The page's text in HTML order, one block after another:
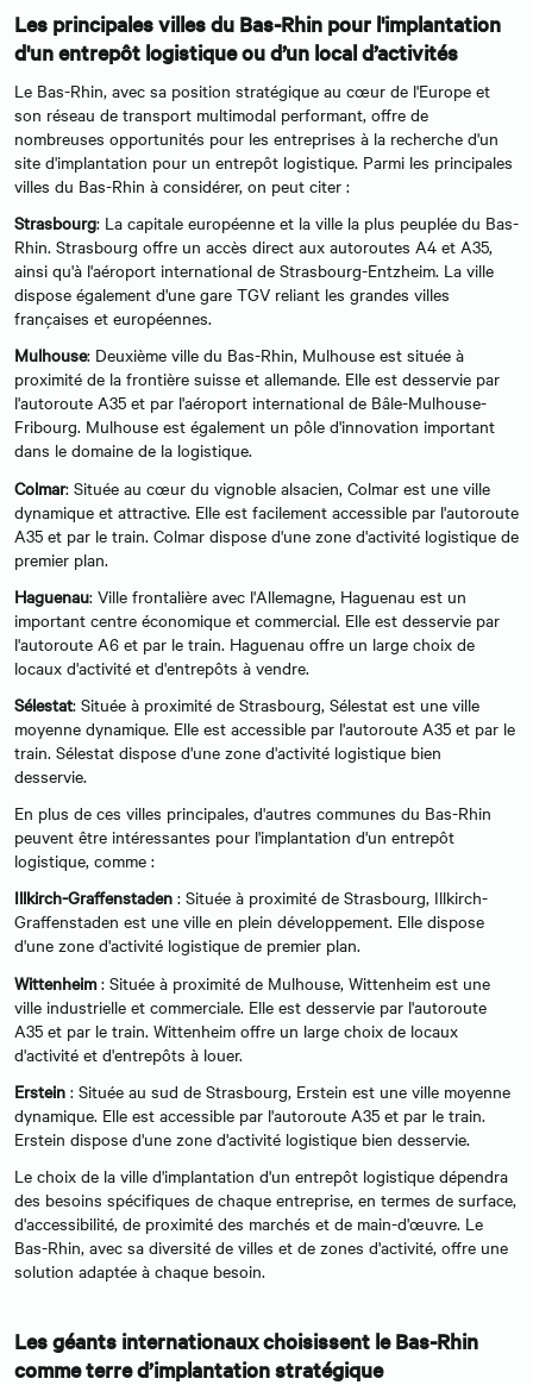
Les principales villes du Bas-Rhin pour l'implantation
d'un entrepôt logistique ou d’un local d’activités
Le Bas-Rhin, avec sa position stratégique au cœur de l'Europe et
son réseau de transport multimodal performant, offre de
nombreuses opportunités pour les entreprises à la recherche d'un
site d'implantation pour un entrepôt logistique. Parmi les principales
villes du Bas-Rhin à considérer, on peut citer :
Strasbourg: La capitale européenne et la ville la plus peuplée du Bas-
Rhin. Strasbourg offre un accès direct aux autoroutes A4 et A35,
ainsi qu'à l'aéroport international de Strasbourg-Entzheim. La ville
dispose également d'une gare TGV reliant les grandes villes
françaises et européennes.
Mulhouse: Deuxième ville du Bas-Rhin, Mulhouse est située à
proximité de la frontière suisse et allemande. Elle est desservie par
l'autoroute A35 et par l'aéroport international de Bâle-Mulhouse-
Fribourg. Mulhouse est également un pôle d'innovation important
dans le domaine de la logistique.
Colmar: Située au cœur du vignoble alsacien, Colmar est une ville
dynamique et attractive. Elle est facilement accessible par l'autoroute
A35 et par le train. Colmar dispose d'une zone d'activité logistique de
premier plan.
Haguenau: Ville frontalière avec l'Allemagne, Haguenau est un
important centre économique et commercial. Elle est desservie par
l'autoroute A6 et par le train. Haguenau offre un large choix de
locaux d'activité et d'entrepôts à vendre.
Sélestat: Située à proximité de Strasbourg, Sélestat est une ville
moyenne dynamique. Elle est accessible par l'autoroute A35 et par le
train. Sélestat dispose d'une zone d'activité logistique bien
desservie.
En plus de ces villes principales, d'autres communes du Bas-Rhin
peuvent être intéressantes pour l'implantation d'un entrepôt
logistique, comme :
Illkirch-Graffenstaden : Située à proximité de Strasbourg, Illkirch-
Graffenstaden est une ville en plein développement. Elle dispose
d'une zone d'activité logistique de premier plan.
Wittenheim: Située à proximité de Mulhouse, Wittenheim est une
ville industrielle et commerciale. Elle est desservie par l'autoroute
A35 et par le train. Wittenheim offre un large choix de locaux
d'activité et d'entrepôts à louer.
Erstein : Située au sud de Strasbourg, Erstein est une ville moyenne
dynamique. Elle est accessible par l'autoroute A35 et par le train.
Erstein dispose d'une zone d'activité logistique bien desservie.
Le choix de la ville d'implantation d'un entrepôt logistique dépendra
des besoins spécifiques de chaque entreprise, en termes de surface,
d'accessibilité, de proximité des marchés et de main-d'œuvre. Le
Bas-Rhin, avec sa diversité de villes et de zones d'activité, offre une
solution adaptée à chaque besoin.
Les géants internationaux choisissent le Bas-Rhin
comme terre d’implantation stratégique